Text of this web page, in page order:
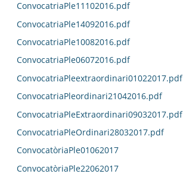
ConvocatriaPle11102016.pdf
ConvocatriaPle14092016.pdf
ConvocatriaPle10082016.pdf
ConvocatriaPle06072016.pdf
ConvocatriaPleextraordinari01022017.pdf
ConvocatriaPleordinari21042016.pdf
ConvocatriaPleExtraordinari09032017.pdf
ConvocatriaPleOrdinari28032017.pdf
ConvocatòriaPle01062017
ConvocatòriaPle22062017